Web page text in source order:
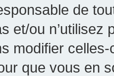
de
et/ou n’utilisez
modifier
que vous en